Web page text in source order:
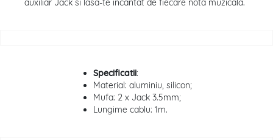
auxiliar Jack si lasa-te incantat de fiecare nota muzicala.
Specificatii:
Material: aluminiu, silicon;
Mufa: 2 x Jack 3.5mm;
Lungime cablu: 1m.